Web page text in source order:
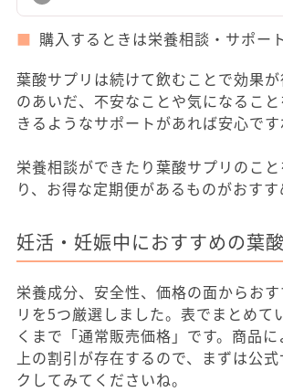
購入するときは栄養相談・サポー
葉酸サプリは続けて飲むことで効果
のあいだ、不安なことや気になるこ
きるようなサポートがあれば安心です
栄養相談ができたり葉酸サプリのこ
り、お得な定期便があるものがおすす
妊活・妊娠中におすすめの葉
栄養成分、安全性、価格の面からお
リを5つ厳選しました。表でまとめて
くまで「通常販売価格」です。商品
上の割引が存在するので、まずは公
クしてみてくださいね。